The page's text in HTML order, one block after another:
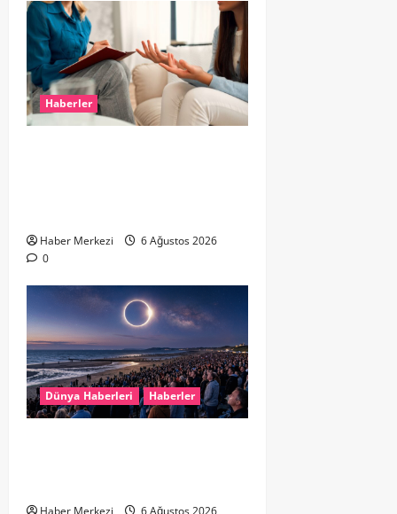
Haberler
Haber Merkezi
6 Ağustos 2026
0
Dünya Haberleri Haberler
Haber Merkezi 6 Ağustos 2026